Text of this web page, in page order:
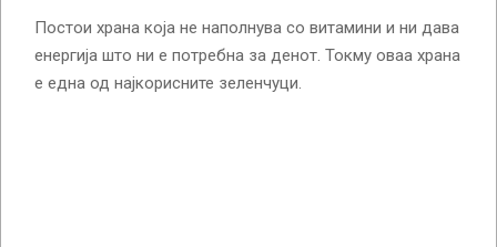
Постои храна која не наполнува со витамини и ни дава
енергија што ни е потребна за денот. Токму оваа храна
е една од најкорисните зеленчуци.